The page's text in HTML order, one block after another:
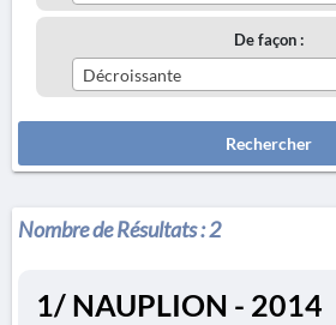
De façon :
Décroissante
Rechercher
Nombre de Résultats :2
1/ NAUPLION - 2014